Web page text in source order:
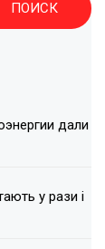
дали
у рази і